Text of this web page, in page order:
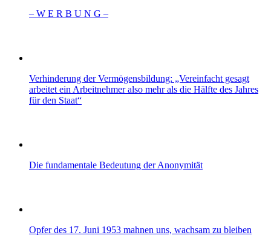
– W Ε R Β U Ν G –
Verhinderung der Vermögensbildung: „Vereinfacht gesagt
arbeitet ein Arbeitnehmer also mehr als die Hälfte des Jahres
für den Staat“
Die fundamentale Bedeutung der Anonymität
Opfer des 17. Juni 1953 mahnen uns, wachsam zu bleiben